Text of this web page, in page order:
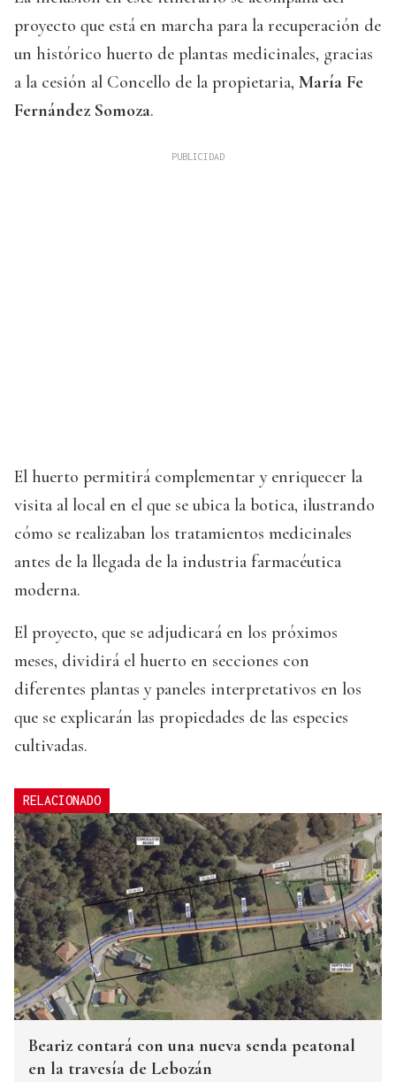
proyecto que está en marcha para la recuperación de
un histórico huerto de plantas medicinales, gracias
a la cesión al Concello de la propietaria, María Fe
Fernández Somoza.
El huerto permitirá complementar y enriquecer la
visita al local en el que se ubica la botica, ilustrando
cómo se realizaban los tratamientos medicinales
antes de la llegada de la industria farmacéutica
moderna.
El proyecto, que se adjudicará en los próximos
meses, dividirá el huerto en secciones con
diferentes plantas y paneles interpretativos en los
que se explicarán las propiedades de las especies
cultivadas.
RELACIONADO
Beariz contará con una nueva senda peatonal
en la travesía de Lebozán